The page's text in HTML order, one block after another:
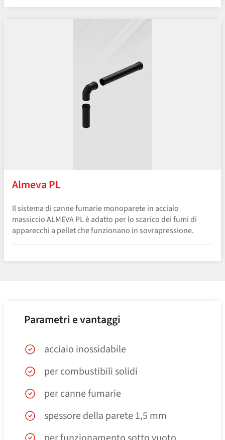
Almeva PL
Il sistema di canne fumarie monoparete in acciaio
massiccio ALMEVA PL è adatto per lo scarico dei fumi di
apparecchi a pellet che funzionano in sovrapressione.
Parametri e vantaggi
acciaio inossidabile
per combustibili solidi
per canne fumarie
spessore della parete 1,5 mm